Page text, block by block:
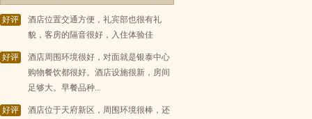
好评
酒店位置交通方便，礼宾部也很有礼
貌，客房的隔音很好，入住体验佳
好评
酒店周围环境很好，对面就是银泰中心
购物餐饮都很好。酒店设施很新，房间
足够大。早餐品种...
好评
酒店位于天府新区，周围环境很棒，还